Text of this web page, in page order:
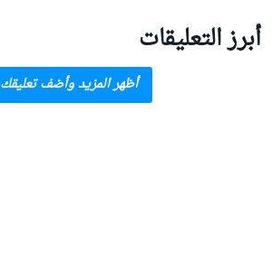
أبرز التعليقات
أظهر المزيد وأضف تعليقك